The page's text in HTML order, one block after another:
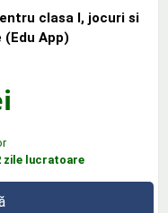
clasa I, jocuri si
App)
zile lucratoare